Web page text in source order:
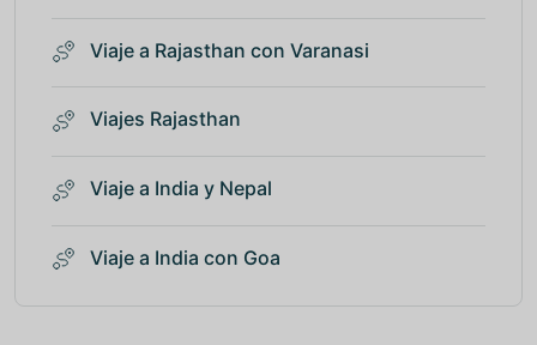
Viaje a Rajasthan con Varanasi
Viajes Rajasthan
Viaje a India y Nepal
Viaje a India con Goa